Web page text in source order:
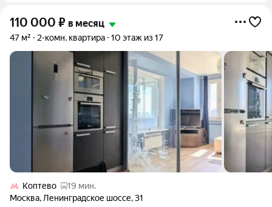
110 000 ₽ в месяц
47 м² 2-комн. квартира 10 этаж из 17
Коптево
19 мин.
Москва, Ленинградское шоссе,31